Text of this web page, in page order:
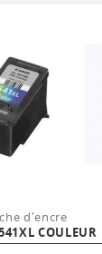
d'encre
COULEUR